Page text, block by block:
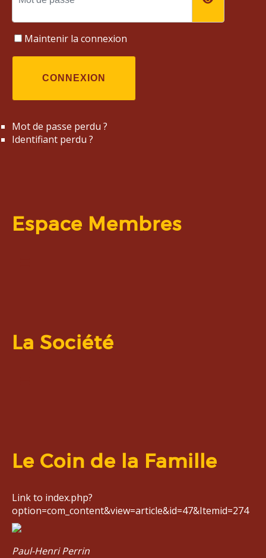
Maintenir la connexion
CONNEXION
Mot de passe perdu ?
Identifiant perdu ?
Espace Membres
La Société
Le Coin de la Famille
Link to index.php?
option=com_content&view=article&id=47&Itemid=274
Paul-Henri Perrin